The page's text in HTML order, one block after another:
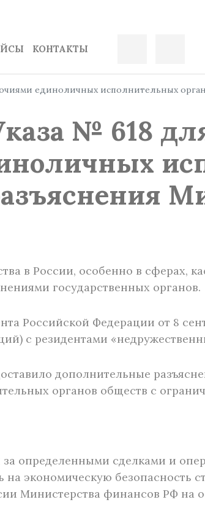
КОНТАКТЫ
единоличных исполнительных
№ 618
в России, особенно в сферах,
государственных органов.
Российской Федерации от 8
с резидентами
дополнительные
органов обществ с
определенными сделками и
экономическую безопасность
Министерства финансов РФ на